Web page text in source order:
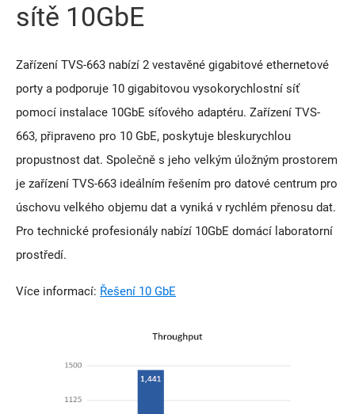
sítě 10GbE
Zařízení TVS-663 nabízí 2 vestavěné gigabitové ethernetové
porty a podporuje 10 gigabitovou vysokorychlostní síť
pomocí instalace 10GbE síťového adaptéru. Zařízení TVS-
663, připraveno pro 10 GbE, poskytuje bleskurychlou
propustnost dat. Společně s jeho velkým úložným prostorem
je zařízení TVS-663 ideálním řešením pro datové centrum pro
úschovu velkého objemu dat a vyniká v rychlém přenosu dat.
Pro technické profesionály nabízí 10GbE domácí laboratorní
prostředí.
Více informací: Řešení 10 GbE